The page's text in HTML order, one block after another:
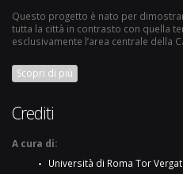
Questo progetto è nato per
tutta la città in contrasto con quella
esclusivamente l’area centrale della
Scopri di più
Crediti
A cura di:
Università di Roma Tor